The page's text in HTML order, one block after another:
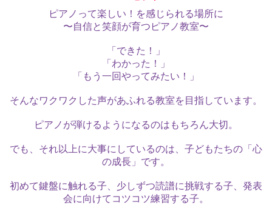
ピアノって楽しい！を感じられる場所に
〜自信と笑顔が育つピアノ教室〜
「できた！」
「わかった！」
「もう一回やってみたい！」
そんなワクワクした声があふれる教室を目指しています。
ピアノが弾けるようになるのはもちろん大切。
でも、それ以上に大事にしているのは、子どもたちの「心
の成長」です。
初めて鍵盤に触れる子、少しずつ読譜に挑戦する子、発表
会に向けてコツコツ練習する子。